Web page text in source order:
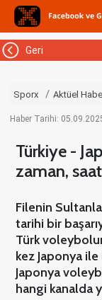
Geri
Sporx Aktüel
Haber Tarihi:
Türkiye -
zaman,
Filenin
tarihi bir
Türk
kez Japonya ile
Japonya
hangi kanalda